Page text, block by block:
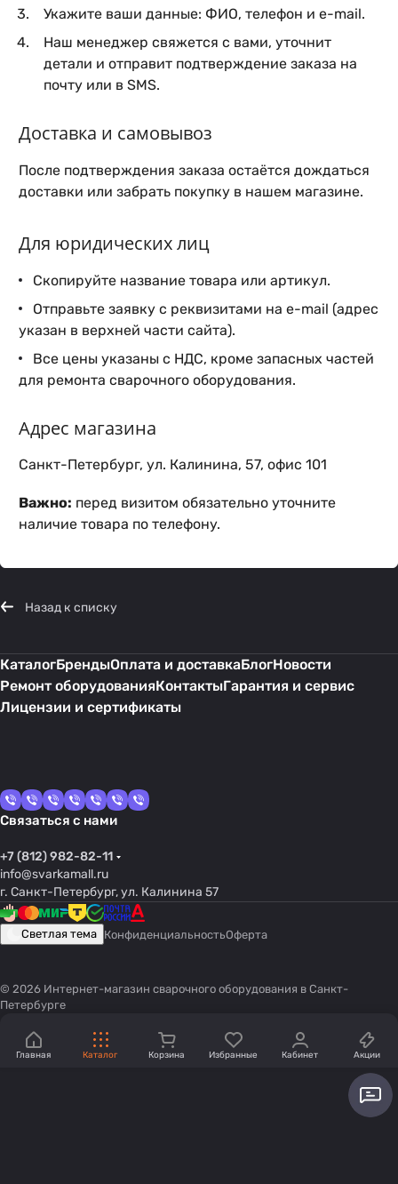
Укажите ваши данные: ФИО, телефон и e-mail.
Наш менеджер свяжется с вами, уточнит
детали и отправит подтверждение заказа на
почту или в SMS.
Доставка и самовывоз
После подтверждения заказа остаётся дождаться
доставки или забрать покупку в нашем магазине.
Для юридических лиц
Скопируйте название товара или артикул.
Отправьте заявку с реквизитами на e-mail (адрес
указан в верхней части сайта).
Все цены указаны с НДС, кроме запасных частей
для ремонта сварочного оборудования.
Адрес магазина
Санкт-Петербург, ул. Калинина, 57, офис 101
Важно: перед визитом обязательно уточните
наличие товара по телефону.
Назад к списку
КаталогБрендыОплата и доставкаБлогНовости
Ремонт оборудованияКонтактыГарантия и сервис
Лицензии и сертификаты
Связаться с нами
+7 (812) 982-82-11
info@svarkamall.ru
г. Санкт-Петербург, ул. Калинина 57
Светлая тема КонфиденциальностьОферта
© 2026 Интернет-магазин сварочного оборудования в Санкт-
Петербурге
Главная Каталог Корзина Избранные Кабинет Акции